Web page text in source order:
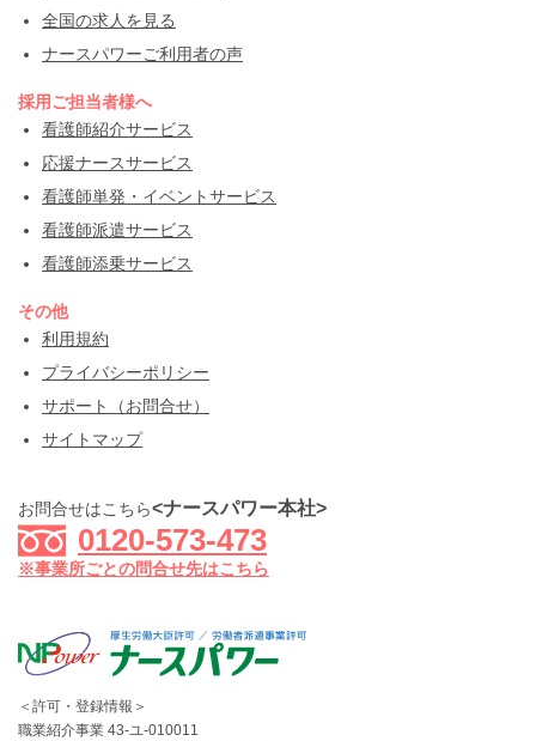
全国の求人を見る
ナースパワーご利用者の声
採用ご担当者様へ
看護師紹介サービス
応援ナースサービス
看護師単発・イベントサービス
看護師派遣サービス
看護師添乗サービス
その他
利用規約
プライバシーポリシー
サポート（お問合せ）
サイトマップ
お問合せはこちら<ナースパワー本社>
0120-573-473
※事業所ごとの問合せ先はこちら
＜許可・登録情報＞
職業紹介事業 43-ユ-010011